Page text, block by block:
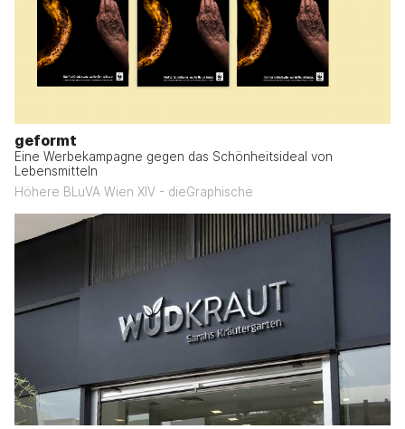
geformt
Eine Werbekampagne gegen das Schönheitsideal von
Lebensmitteln
Höhere BLuVA Wien XIV - dieGraphische